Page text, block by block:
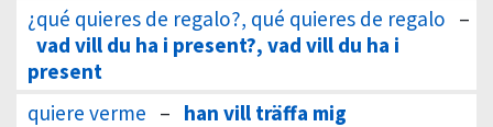
¿qué quieres de regalo?, qué quieres de regalo –
vad vill du ha i present?, vad vill du ha i
present
quiere verme – han vill träffa mig